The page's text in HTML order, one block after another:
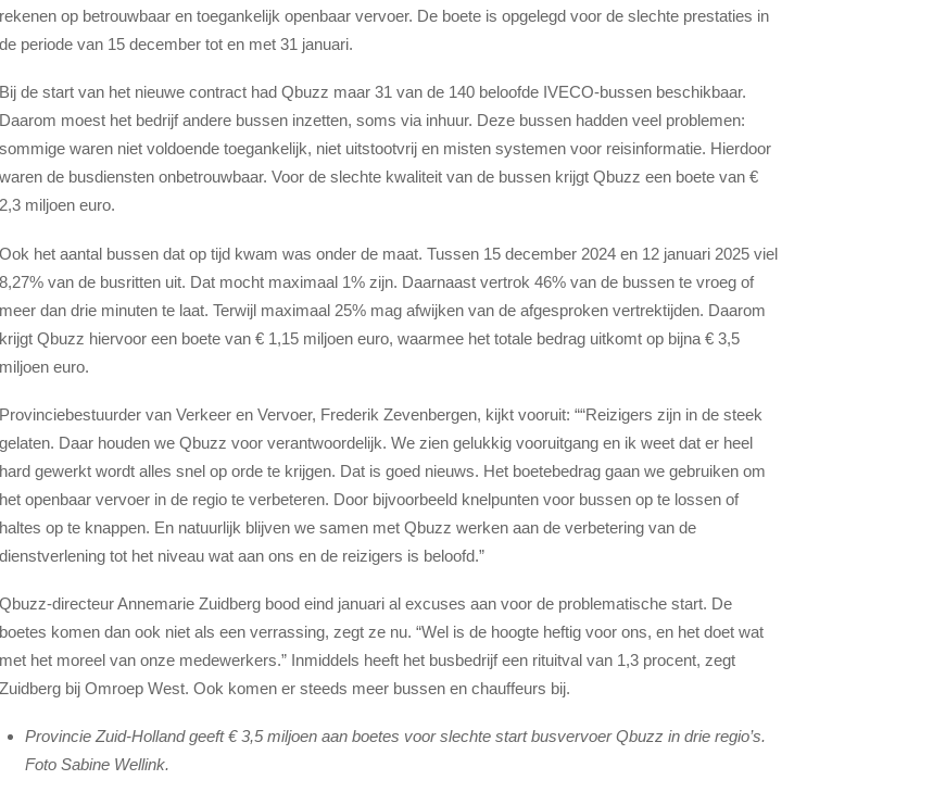
rekenen op betrouwbaar en toegankelijk openbaar vervoer. De boete is opgelegd voor de slechte prestaties in
de periode van 15 december tot en met 31 januari.
Bij de start van het nieuwe contract had Qbuzz maar 31 van de 140 beloofde IVECO-bussen beschikbaar.
Daarom moest het bedrijf andere bussen inzetten, soms via inhuur. Deze bussen hadden veel problemen:
sommige waren niet voldoende toegankelijk, niet uitstootvrij en misten systemen voor reisinformatie. Hierdoor
waren de busdiensten onbetrouwbaar. Voor de slechte kwaliteit van de bussen krijgt Qbuzz een boete van €
2,3 miljoen euro.
Ook het aantal bussen dat op tijd kwam was onder de maat. Tussen 15 december 2024 en 12 januari 2025 viel
8,27% van de busritten uit. Dat mocht maximaal 1% zijn. Daarnaast vertrok 46% van de bussen te vroeg of
meer dan drie minuten te laat. Terwijl maximaal 25% mag afwijken van de afgesproken vertrektijden. Daarom
krijgt Qbuzz hiervoor een boete van € 1,15 miljoen euro, waarmee het totale bedrag uitkomt op bijna € 3,5
miljoen euro.
Provinciebestuurder van Verkeer en Vervoer, Frederik Zevenbergen, kijkt vooruit: ““Reizigers zijn in de steek
gelaten. Daar houden we Qbuzz voor verantwoordelijk. We zien gelukkig vooruitgang en ik weet dat er heel
hard gewerkt wordt alles snel op orde te krijgen. Dat is goed nieuws. Het boetebedrag gaan we gebruiken om
het openbaar vervoer in de regio te verbeteren. Door bijvoorbeeld knelpunten voor bussen op te lossen of
haltes op te knappen. En natuurlijk blijven we samen met Qbuzz werken aan de verbetering van de
dienstverlening tot het niveau wat aan ons en de reizigers is beloofd.”
Qbuzz-directeur Annemarie Zuidberg bood eind januari al excuses aan voor de problematische start. De
boetes komen dan ook niet als een verrassing, zegt ze nu. “Wel is de hoogte heftig voor ons, en het doet wat
met het moreel van onze medewerkers.” Inmiddels heeft het busbedrijf een rituitval van 1,3 procent, zegt
Zuidberg bij Omroep West. Ook komen er steeds meer bussen en chauffeurs bij.
Provincie Zuid-Holland geeft € 3,5 miljoen aan boetes voor slechte start busvervoer Qbuzz in drie regio’s.
Foto Sabine Wellink.